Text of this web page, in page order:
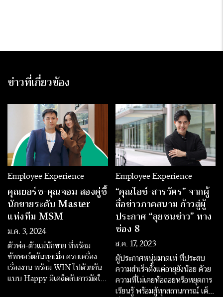
ข่าวที่เกี่ยวข้อง
Employee Experience
คุณยอร์ช-คุณจอม สองคู่ซี้
นักขายระดับ Master
แห่งทีม MSM
ม.ค. 3, 2024
ตัวพ่อ-ตัวแม่นักขาย ที่พร้อม
ซัพพอร์ตกันทุกเมื่อ ครบเครื่อง
เรื่องงาน พร้อม WIN ไปด้วยกัน
แบบ Happy มีเคล็ดลับการมัดใจ
Employee Experience
“คุณไอซ์-สารวัตร” จากผู้
สื่อข่าวภาคสนาม ก้าวสู่ผู้
ประกาศ “ลุยชนข่าว” ทาง
ช่อง 8
ส.ค. 17, 2023
ผู้ประกาศหนุ่มมาดเท่ ที่ประสบ
ความสำเร็จตั้งแต่อายุยังน้อย ด้วย
ความที่ไม่เคยท้อถอยหรือหยุดการ
เรียนรู้ พร้อมสู้ทุกสถานการณ์ เต็ม